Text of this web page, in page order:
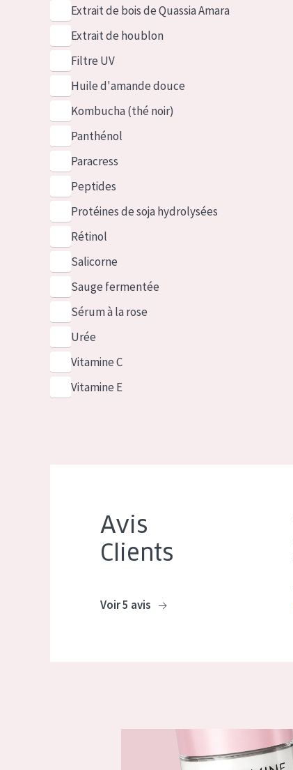
Extrait de bois de Quassia Amara
Extrait de houblon
Filtre UV
Huile d'amande douce
Kombucha (thé noir)
Panthénol
Paracress
Peptides
Protéines de soja hydrolysées
Rétinol
Salicorne
Sauge fermentée
Sérum à la rose
Urée
Vitamine C
Vitamine E
Avis
Clients
Voir 5 avis